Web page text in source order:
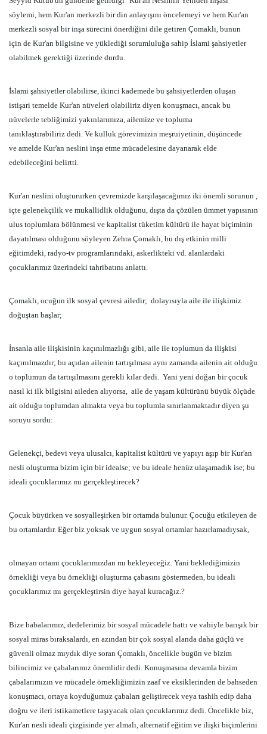
söylemi, hem Kur'an merkezli bir din anlayışını öncelemeyi ve hem Kur'an
merkezli sosyal bir inşa sürecini önerdiğini dile getiren Çomaklı, bunun
için de Kur'an bilgisine ve yüklediği sorumluluğa sahip İslami şahsiyetler
olabilmek gerektiği üzerinde durdu.
İslami şahsiyetler olabilirse, ikinci kademede bu şahsiyetlerden oluşan
istişari temelde Kur'an nüveleri olabiliriz diyen konuşmacı, ancak bu
nüvelerle tebliğimizi yakınlarımıza, ailemize ve topluma
tanıklaştırabiliriz dedi. Ve kulluk görevimizin meşruiyetinin, düşüncede
ve amelde Kur'an neslini inşa etme mücadelesine dayanarak elde
edebileceğini belirtti.
Kur'an neslini oluştururken çevremizde karşılaşacağımız iki önemli sorunun ,
içte gelenekçilik ve mukallidlik olduğunu, dışta da çözülen ümmet yapısının
ulus toplumlara bölünmesi ve kapitalist tüketim kültürü ile hayat biçiminin
dayatılması olduğunu söyleyen Zehra Çomaklı, bu dış etkinin milli
eğitimdeki, radyo-tv programlarındaki, askerlikteki vd. alanlardaki
çocuklarımız üzerindeki tahribatını anlattı.
Çomaklı, ocuğun ilk sosyal çevresi ailedir; dolayısıyla aile ile ilişkimiz
doğuştan başlar;
İnsanla aile ilişkisinin kaçınılmazlığı gibi, aile ile toplumun da ilişkisi
kaçınılmazdır; bu açıdan ailenin tartışılması aynı zamanda ailenin ait olduğu
o toplumun da tartışılmasını gerekli kılar dedi. Yani yeni doğan bir çocuk
nasıl ki ilk bilgisini aileden alıyorsa, aile de yaşam kültürünü büyük ölçüde
ait olduğu toplumdan almakta veya bu toplumla sınırlanmaktadır diyen şu
soruyu sordu:
Gelenekçi, bedevi veya ulusalcı, kapitalist kültürü ve yapıyı aşıp bir Kur'an
nesli oluşturma bizim için bir idealse; ve bu ideale henüz ulaşamadık ise; bu
ideali çocuklarımız mı gerçekleştirecek?
Çocuk büyürken ve sosyalleşirken bir ortamda bulunur. Çocuğu etkileyen de
bu ortamlardır. Eğer biz yoksak ve uygun sosyal ortamlar hazırlamadıysak,
olmayan ortamı çocuklarımızdan mı bekleyeceğiz. Yani beklediğimizin
örnekliği veya bu örnekliği oluşturma çabasını göstermeden, bu ideali
çocuklarımız mı gerçekleştirsin diye hayal kuracağız.?
Bize babalarımız, dedelerimiz bir sosyal mücadele hattı ve vahiyle barışık bir
sosyal miras bıraksalardı, en azından bir çok sosyal alanda daha güçlü ve
güvenli olmaz mıydık diye soran Çomaklı, öncelikle bugün ve bizim
bilincimiz ve çabalarımız önemlidir dedi. Konuşmasına devamla bizim
çabalarımızın ve mücadele örnekliğimizin zaaf ve eksiklerinden de bahseden
konuşmacı, ortaya koyduğumuz çabaları geliştirecek veya tashih edip daha
doğru ve ileri istikametlere taşıyacak olan çocuklarımız dedi. Öncelikle biz,
Kur'an nesli ideali çizgisinde yer almalı, alternatif eğitim ve ilişki biçimlerini